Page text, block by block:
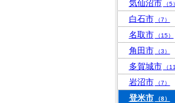
気仙沼市 （5）
白石市 （7）
名取市 （15）
角田市 （3）
多賀城市 （
岩沼市 （7）
登米市 （8）